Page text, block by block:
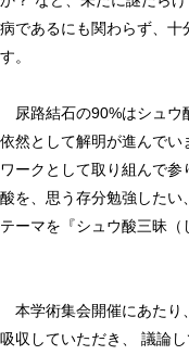
病であるにも関わらず、十
す。
尿路結石の90%はシュウ
依然として解明が進んで
ワークとして取り組んで
酸を、思う存分勉強した
テーマを『シュウ酸三昧（
本学術集会開催にあたり
吸収していただき、 議論